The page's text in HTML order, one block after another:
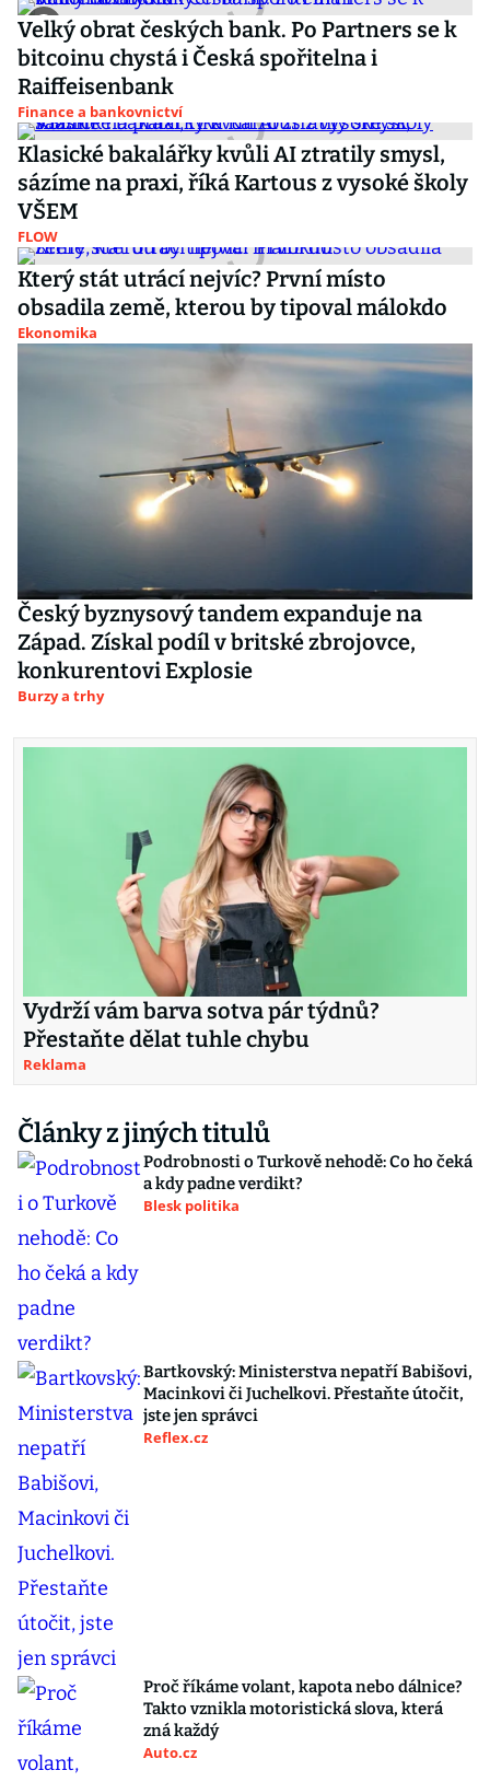
Velký obrat českých bank. Po Partners se k
bitcoinu chystá i Česká spořitelna i
Raiffeisenbank
Finance a bankovnictví
Klasické bakalářky kvůli AI ztratily smysl,
sázíme na praxi, říká Kartous z vysoké školy
VŠEM
FLOW
Který stát utrácí nejvíc? První místo
obsadila země, kterou by tipoval málokdo
Ekonomika
Český byznysový tandem expanduje na
Západ. Získal podíl v britské zbrojovce,
konkurentovi Explosie
Burzy a trhy
Vydrží vám barva sotva pár týdnů?
Přestaňte dělat tuhle chybu
Reklama
Články z jiných titulů
Podrobnosti o Turkově nehodě: Co ho čeká
a kdy padne verdikt?
Blesk politika
Bartkovský: Ministerstva nepatří Babišovi,
Macinkovi či Juchelkovi. Přestaňte útočit,
jste jen správci
Reflex.cz
Proč říkáme volant, kapota nebo dálnice?
Takto vznikla motoristická slova, která
zná každý
Auto.cz